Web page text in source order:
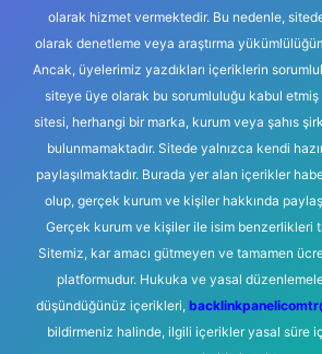
olarak hizmet vermektedir. Bu nedenle,
olarak denetleme veya araştırma
Ancak, üyelerimiz yazdıkları içeriklerin
siteye üye olarak bu sorumluluğu kabul etmiş
sitesi, herhangi bir marka, kurum veya şahıs
bulunmamaktadır. Sitede yalnızca kendi
paylaşılmaktadır. Burada yer alan içerikler
olup, gerçek kurum ve kişiler hakkında
Gerçek kurum ve kişiler ile isim benzerlikleri
Sitemiz, kar amacı gütmeyen ve tamamen
platformudur. Hukuka ve yasal
düşündüğünüz içerikleri,
bildirmeniz halinde, ilgili içerikler yasal süre